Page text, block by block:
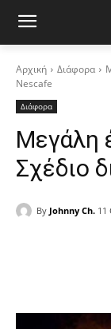
Αρχική Διάφορα
Nescafe
Διάφορα
Μεγάλη
Σχέδιο
By Johnny Ch. 11